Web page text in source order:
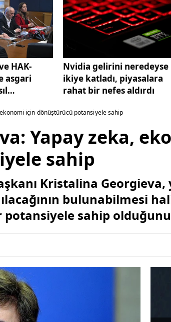
HAK-
asgari
Nvidia gelirini neredeyse
ikiye katladı, piyasalara
rahat bir nefes aldırdı
için dönüştürücü potansiyele sahip
Yapay zeka,
sahip
Kristalina Georgieva,
bulunabilmesi
sahip